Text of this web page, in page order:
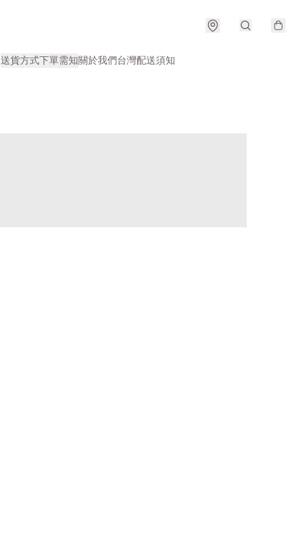
送貨方式下單需知關於我們台灣配送須知